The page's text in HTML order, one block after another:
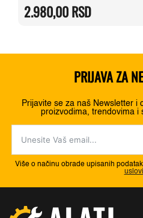
bila:
3.730,00 RSD.
2.980,00RSD
2.980,00 RSD.
PRIJAVA ZA
Prijavite se za naš Newsletter i
proizvodima, trendovima i
Više o načinu obrade upisanih
uslovi